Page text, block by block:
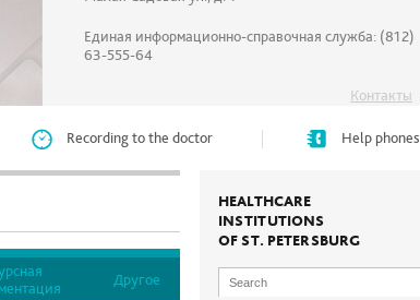
Единая информационно-справочная служба: (812)
63-555-64
Контакты
Recording to the doctor Help phones
HEALTHCARE
INSTITUTIONS
OF ST. PETERSBURG
Другое